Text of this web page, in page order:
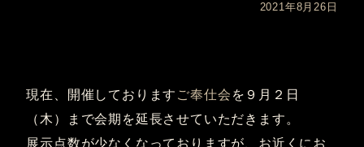
2021年8月26日
現在、開催しております ご奉仕会 を９月２日
（木）まで会期を延長させていただきます。
展示点数が少なくなっておりますが、お近くにお